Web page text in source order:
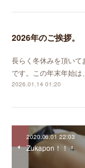
2026年のご挨拶。
長らく冬休みを頂い
です。この年末年始
2026.01.14 01:20
2020.06.01 22:03
Zukapon！！！